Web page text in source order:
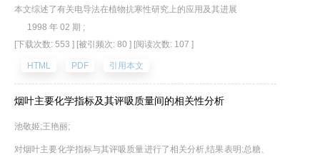
本文综述了有关电导法在植物抗寒性研究上的应用及其进展
1998 年 02 期 ;
[下载次数: 553 ] [被引频次: 80 ] [阅读次数: 107 ]
HTML PDF 引用本文
烟叶主要化学指标及其评吸质量间的相关性分析
池敬姬;王艳丽;
对烟叶主要化学指标与其评吸质量进行了相关分析,结果表明:总糖、